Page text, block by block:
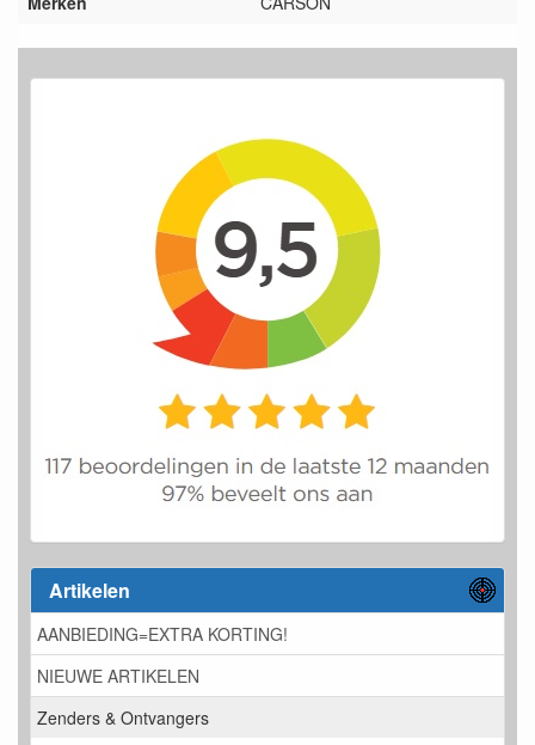
Artikelen
AANBIEDING=EXTRA KORTING!
NIEUWE ARTIKELEN
Zenders & Ontvangers